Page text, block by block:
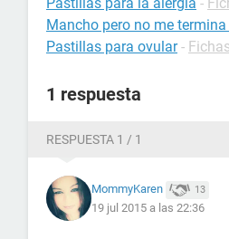
Mancho pero no me
Pastillas para ovular -
1 respuesta
RESPUESTA 1 / 1
MommyKaren 13
19 jul 2015 a las 22:36